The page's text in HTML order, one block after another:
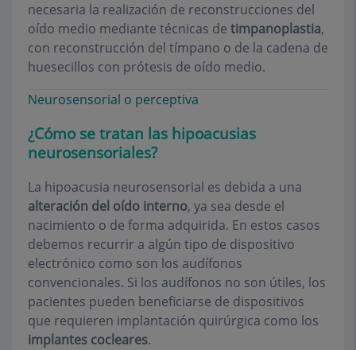
necesaria la realización de reconstrucciones del
oído medio mediante técnicas de timpanoplastia,
con reconstrucción del tímpano o de la cadena de
huesecillos con prótesis de oído medio.
Neurosensorial o perceptiva
¿Cómo se tratan las hipoacusias
neurosensoriales?
La hipoacusia neurosensorial es debida a una
alteración del oído interno, ya sea desde el
nacimiento o de forma adquirida. En estos casos
debemos recurrir a algún tipo de dispositivo
electrónico como son los audífonos
convencionales. Si los audífonos no son útiles, los
pacientes pueden beneficiarse de dispositivos
que requieren implantación quirúrgica como los
implantes cocleares.